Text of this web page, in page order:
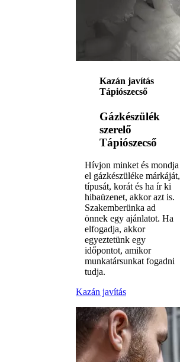
Kazán javítás
Tápiószecső
Gázkészülék
szerelő
Tápiószecső
Hívjon minket és mondja
el gázkészüléke márkáját,
típusát, korát és ha ír ki
hibaüzenet, akkor azt is.
Szakemberünka ad
önnek egy ajánlatot. Ha
elfogadja, akkor
egyeztetünk egy
időpontot, amikor
munkatársunkat fogadni
tudja.
Kazán javítás